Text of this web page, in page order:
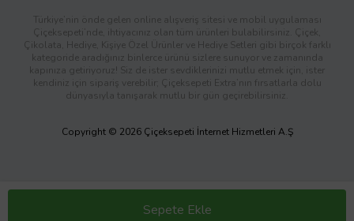
Sepete Ekle
Türkiye’nin önde gelen online alışveriş sitesi ve mobil uygulaması
Çiçeksepeti’nde, ihtiyacınız olan tüm ürünleri bulabilirsiniz. Çiçek,
Çikolata, Hediye, Kişiye Özel Ürünler ve Hediye Setleri gibi birçok farklı
kategoride aradığınız binlerce ürünü sizlere sunuyor ve zamanında
kapınıza getiriyoruz! Siz de ister sevdiklerinizi mutlu etmek için, ister
kendiniz için sipariş verebilir; Çiçeksepeti Extra’nın fırsatlarla dolu
dünyasıyla tanışarak mutlu bir gün geçirebilirsiniz.
Copyright © 2026 Çiçeksepeti İnternet Hizmetleri A.Ş